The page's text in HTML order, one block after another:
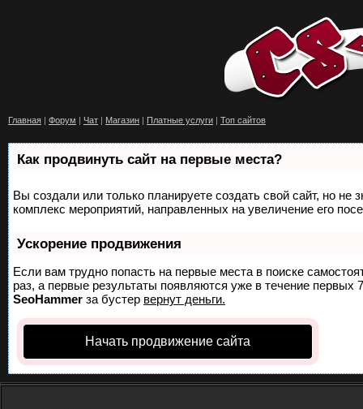
Главная | Форум | Чат | Магазин | Платные услуги | Топ сайтов
Как продвинуть сайт на первые места?
Вы создали или только планируете создать свой сайт, но не
комплекс мероприятий, направленных на увеличение его
Ускорение продвижения
Если вам трудно попасть на первые места в поиске
раз, а первые результаты появляются уже в течение первых
SeoHammer за бустер вернут деньги.
Начать продвижение сайта